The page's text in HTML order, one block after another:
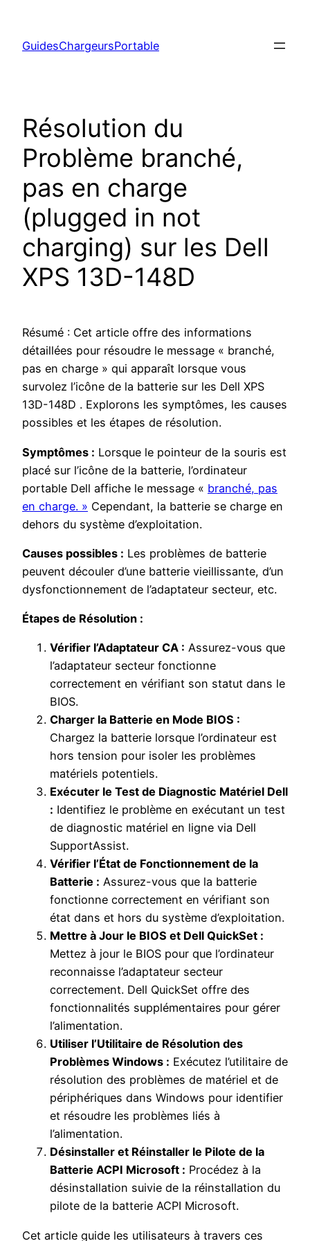
contenu
GuidesChargeursPortable
Résolution du
Problème branché,
pas en charge
(plugged in not
charging) sur les Dell
XPS 13D-148D
Résumé : Cet article offre des informations
détaillées pour résoudre le message « branché,
pas en charge » qui apparaît lorsque vous
survolez l’icône de la batterie sur les Dell XPS
13D-148D . Explorons les symptômes, les causes
possibles et les étapes de résolution.
Symptômes : Lorsque le pointeur de la souris est
placé sur l’icône de la batterie, l’ordinateur
portable Dell affiche le message « branché, pas
en charge. » Cependant, la batterie se charge en
dehors du système d’exploitation.
Causes possibles : Les problèmes de batterie
peuvent découler d’une batterie vieillissante, d’un
dysfonctionnement de l’adaptateur secteur, etc.
Étapes de Résolution :
Vérifier l’Adaptateur CA : Assurez-vous que
l’adaptateur secteur fonctionne
correctement en vérifiant son statut dans le
BIOS.
Charger la Batterie en Mode BIOS :
Chargez la batterie lorsque l’ordinateur est
hors tension pour isoler les problèmes
matériels potentiels.
Exécuter le Test de Diagnostic Matériel Dell
: Identifiez le problème en exécutant un test
de diagnostic matériel en ligne via Dell
SupportAssist.
Vérifier l’État de Fonctionnement de la
Batterie : Assurez-vous que la batterie
fonctionne correctement en vérifiant son
état dans et hors du système d’exploitation.
Mettre à Jour le BIOS et Dell QuickSet :
Mettez à jour le BIOS pour que l’ordinateur
reconnaisse l’adaptateur secteur
correctement. Dell QuickSet offre des
fonctionnalités supplémentaires pour gérer
l’alimentation.
Utiliser l’Utilitaire de Résolution des
Problèmes Windows : Exécutez l’utilitaire de
résolution des problèmes de matériel et de
périphériques dans Windows pour identifier
et résoudre les problèmes liés à
l’alimentation.
Désinstaller et Réinstaller le Pilote de la
Batterie ACPI Microsoft : Procédez à la
désinstallation suivie de la réinstallation du
pilote de la batterie ACPI Microsoft.
Cet article guide les utilisateurs à travers ces